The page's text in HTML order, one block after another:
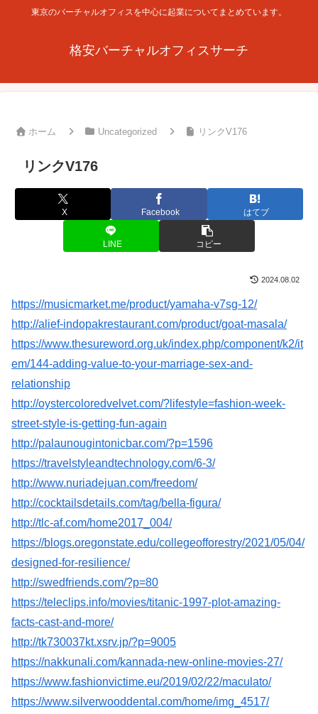
東京のバーチャルオフィスを中心に起業についてまとめています。
格安バーチャルオフィスサーチ
ホーム Uncategorized リンクV176
リンクV176
X Facebook はてブ
LINE コピー
2024.08.02
https://musicmarket.me/product/yamaha-v7sg-12/
http://alief-indopakrestaurant.com/product/goat-masala/
https://www.thesureword.org.uk/index.php/component/k2/it
em/144-adding-value-to-your-marriage-sex-and-
relationship
http://oystercoloredvelvet.com/?lifestyle=fashion-week-
street-style-is-getting-fun-again
http://palaunougintonicbar.com/?p=1596
https://travelstyleandtechnology.com/6-3/
http://www.nuriadejuan.com/freedom/
http://cocktailsdetails.com/tag/bella-figura/
http://tlc-af.com/home2017_004/
https://blogs.oregonstate.edu/collegeofforestry/2021/05/04/
designed-for-resilience/
http://swedfriends.com/?p=80
https://teleclips.info/movies/titanic-1997-plot-amazing-
facts-cast-and-more/
http://tk730037kt.xsrv.jp/?p=9005
https://nakkunali.com/kannada-new-online-movies-27/
https://www.fashionvictime.eu/2019/02/22/maculato/
https://www.silverwooddental.com/home/img_4517/